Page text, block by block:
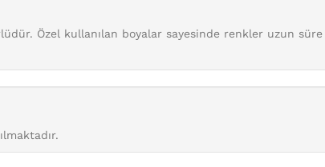
Özel kullanılan boyalar sayesinde renkler uzun süre